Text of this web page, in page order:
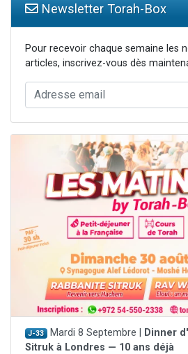
Newsletter Torah-Box
Pour recevoir chaque semaine les
articles, inscrivez-vous dès
J-33 Mardi 8 Septembre |
Dinner
Sitruk à Londres — 10 ans déjà